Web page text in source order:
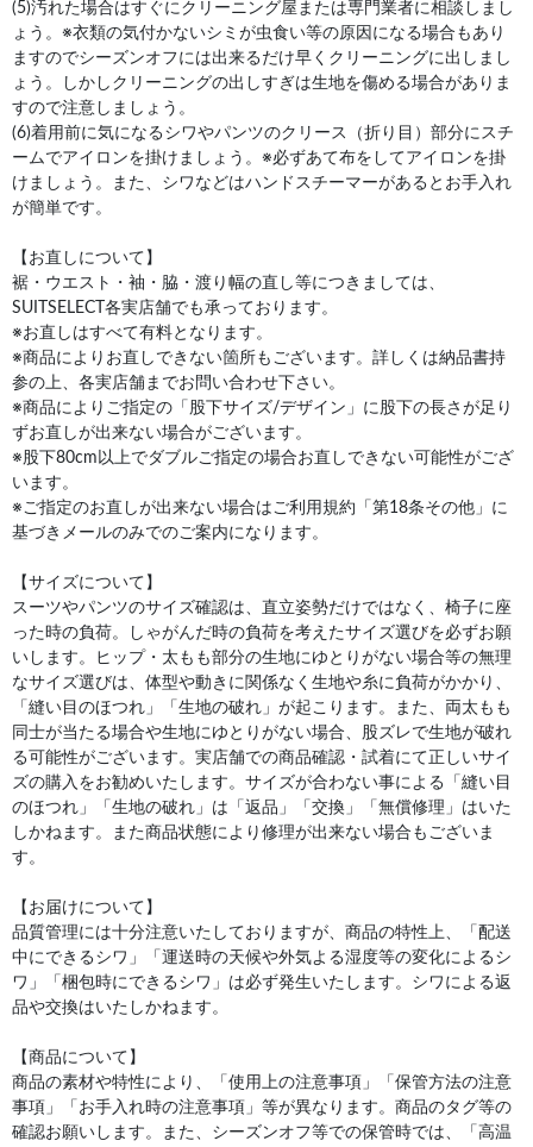
(5)汚れた場合はすぐにクリーニング屋または専門業者に相談しまし
ょう。※衣類の気付かないシミが虫食い等の原因になる場合もあり
ますのでシーズンオフには出来るだけ早くクリーニングに出しまし
ょう。しかしクリーニングの出しすぎは生地を傷める場合がありま
すので注意しましょう。
(6)着用前に気になるシワやパンツのクリース（折り目）部分にスチ
ームでアイロンを掛けましょう。※必ずあて布をしてアイロンを掛
けましょう。また、シワなどはハンドスチーマーがあるとお手入れ
が簡単です。
【お直しについて】
裾・ウエスト・袖・脇・渡り幅の直し等につきましては、
SUITSELECT各実店舗でも承っております。
※お直しはすべて有料となります。
※商品によりお直しできない箇所もございます。詳しくは納品書持
参の上、各実店舗までお問い合わせ下さい。
※商品によりご指定の「股下サイズ/デザイン」に股下の長さが足り
ずお直しが出来ない場合がございます。
※股下80cm以上でダブルご指定の場合お直しできない可能性がござ
います。
※ご指定のお直しが出来ない場合はご利用規約「第18条その他」に
基づきメールのみでのご案内になります。
【サイズについて】
スーツやパンツのサイズ確認は、直立姿勢だけではなく、椅子に座
った時の負荷。しゃがんだ時の負荷を考えたサイズ選びを必ずお願
いします。ヒップ・太もも部分の生地にゆとりがない場合等の無理
なサイズ選びは、体型や動きに関係なく生地や糸に負荷がかかり、
「縫い目のほつれ」「生地の破れ」が起こります。また、両太もも
同士が当たる場合や生地にゆとりがない場合、股ズレで生地が破れ
る可能性がございます。実店舗での商品確認・試着にて正しいサイ
ズの購入をお勧めいたします。サイズが合わない事による「縫い目
のほつれ」「生地の破れ」は「返品」「交換」「無償修理」はいた
しかねます。また商品状態により修理が出来ない場合もございま
す。
【お届けについて】
品質管理には十分注意いたしておりますが、商品の特性上、「配送
中にできるシワ」「運送時の天候や外気よる湿度等の変化によるシ
ワ」「梱包時にできるシワ」は必ず発生いたします。シワによる返
品や交換はいたしかねます。
【商品について】
商品の素材や特性により、「使用上の注意事項」「保管方法の注意
事項」「お手入れ時の注意事項」等が異なります。商品のタグ等の
確認お願いします。また、シーズンオフ等での保管時では、「高温